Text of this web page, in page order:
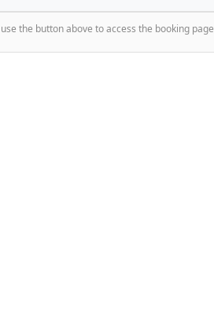
the button above to access the booking page